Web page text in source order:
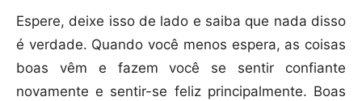
Espere, deixe isso de lado e saiba que nada disso
é verdade. Quando você menos espera, as coisas
boas vêm e fazem você se sentir confiante
novamente e sentir-se feliz principalmente. Boas